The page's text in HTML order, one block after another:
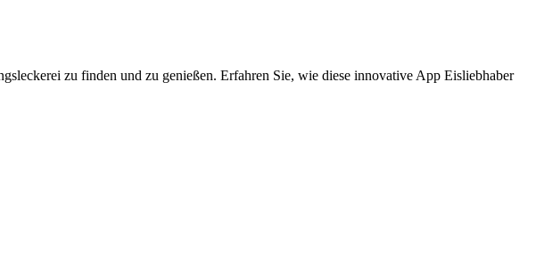
zu finden und zu genießen. Erfahren Sie, wie diese innovative App Eisliebhaber